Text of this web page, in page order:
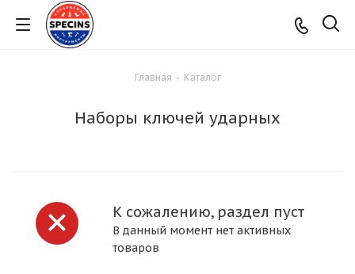
Главная - Каталог
Наборы ключей ударных
К сожалению, раздел пуст
В данный момент нет активных
товаров